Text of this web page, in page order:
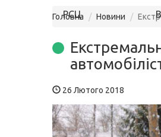
РСЦ
Головна Новини
26 Лютого 2018